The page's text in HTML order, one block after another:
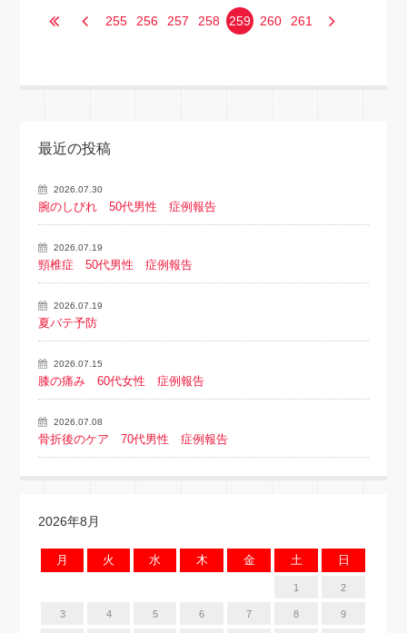
255 256 257 258 259 260 261
最近の投稿
2026.07.30
腕のしびれ 50代男性 症例報告
2026.07.19
頸椎症 50代男性 症例報告
2026.07.19
夏バテ予防
2026.07.15
膝の痛み 60代女性 症例報告
2026.07.08
骨折後のケア 70代男性 症例報告
2026年8月
月 火 水 木 金 土 日
1 2
3 4 5 6 7 8 9